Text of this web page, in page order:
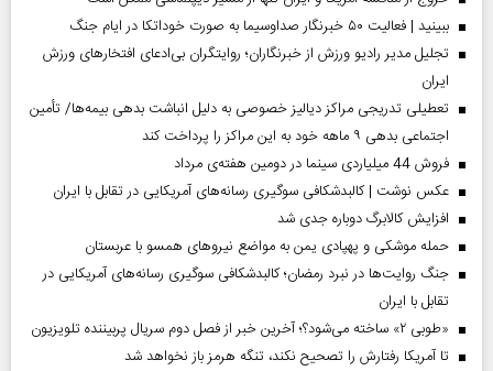
ببینید | فعالیت ۵۰ خبرنگار صداوسیما به صورت خوداتکا در ایام جنگ
تجلیل مدیر رادیو ورزش از خبرنگاران؛ روایتگران بی‌ادعای افتخارهای ورزش
ایران
تعطیلی تدریجی مراکز دیالیز خصوصی به دلیل انباشت بدهی بیمه‌ها/ تأمین
اجتماعی بدهی ۹ ماهه خود به این مراکز را پرداخت کند
فروش 44 میلیاردی سینما در دومین هفته‌ی مرداد
عکس نوشت | کالبدشکافی سوگیری رسانه‌های آمریکایی در تقابل با ایران
افزایش کالابرگ دوباره جدی شد
حمله موشکی و پهپادی یمن به مواضع نیروهای همسو با عربستان
جنگ روایت‌ها در نبرد رمضان؛ کالبدشکافی سوگیری رسانه‌های آمریکایی در
تقابل با ایران
«طوبی ۲» ساخته می‌شود؟؛ آخرین خبر از فصل دوم سریال پربیننده تلویزیون
تا آمریکا رفتارش را تصحیح نکند، تنگه هرمز باز نخواهد شد